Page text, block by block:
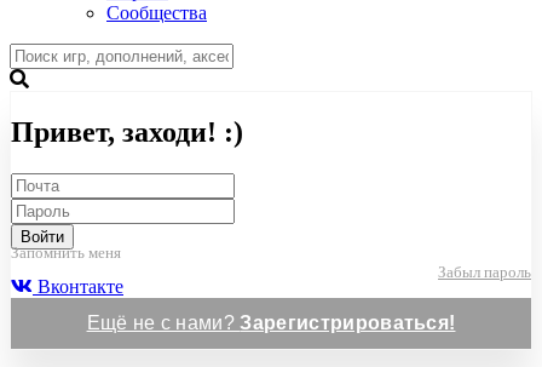
Сообщества
Привет, заходи! :)
Войти
Запомнить меня
Забыл пароль
Вконтакте
Ещё не с нами?Зарегистрироваться!